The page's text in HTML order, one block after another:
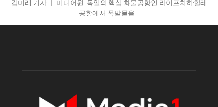
김미래 기자 ㅣ 미디어원 독일의 핵심 화물공항인 라이프치히·할레
공항에서 폭발물을...